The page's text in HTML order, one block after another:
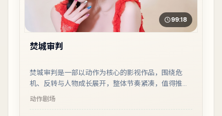
99:18
焚城审判
焚城审判是一部以动作为核心的影视作品，围绕危
机、反转与人物成长展开，整体节奏紧凑，值得推荐
观看。
动作剧场